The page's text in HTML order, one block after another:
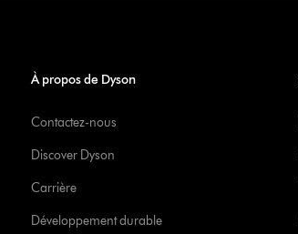
À propos de Dyson
Contactez-nous
Discover Dyson
Carrière
Développement durable